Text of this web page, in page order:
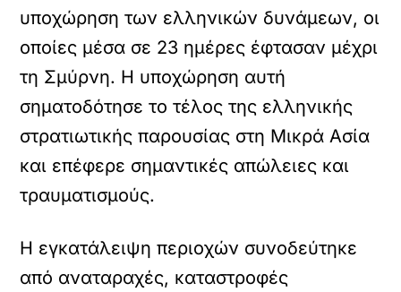
υποχώρηση των ελληνικών δυνάμεων, οι
οποίες μέσα σε 23 ημέρες έφτασαν μέχρι
τη Σμύρνη. Η υποχώρηση αυτή
σηματοδότησε το τέλος της ελληνικής
στρατιωτικής παρουσίας στη Μικρά Ασία
και επέφερε σημαντικές απώλειες και
τραυματισμούς.
Η εγκατάλειψη περιοχών συνοδεύτηκε
από αναταραχές, καταστροφές